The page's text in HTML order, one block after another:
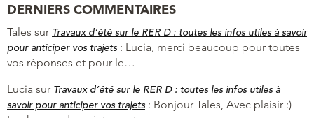
DERNIERS COMMENTAIRES
Tales sur Travaux d’été sur le RER D : toutes les infos utiles à savoir
pour anticiper vos trajets : Lucia, merci beaucoup pour toutes
vos réponses et pour le…
Lucia sur Travaux d’été sur le RER D : toutes les infos utiles à
savoir pour anticiper vos trajets : Bonjour Tales, Avec plaisir :)